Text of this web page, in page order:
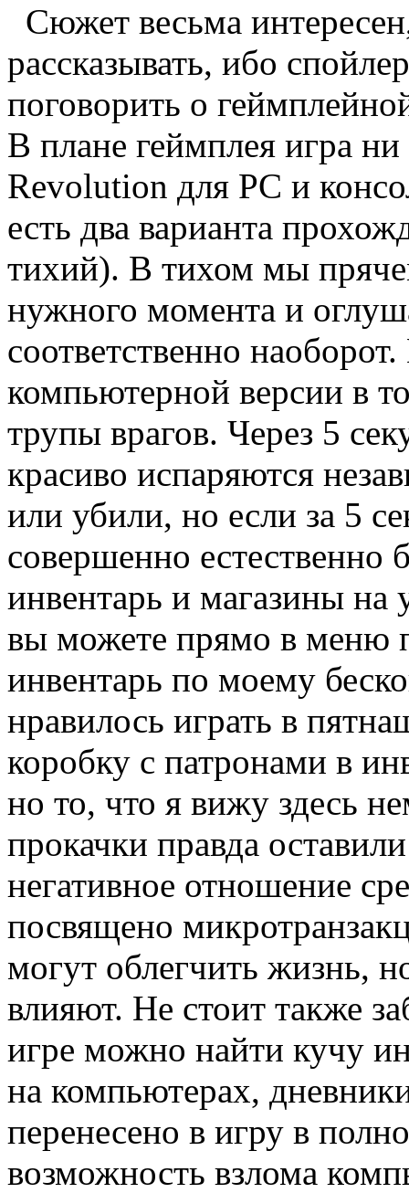
Сюжет весьма
рассказывать, ибо
поговорить о
В плане геймплея игра
Revolution для PC и
есть два варианта
тихий). В тихом мы
нужного момента и
соответственно
компьютерной версии в
трупы врагов. Через 5
красиво испаряются
или убили, но если за 5
совершенно естественно
инвентарь и магазины на
вы можете прямо в меню
инвентарь по моему
нравилось играть в
коробку с патронами в
но то, что я вижу здесь
прокачки правда
негативное отношение
посвящено
могут облегчить жизнь,
влияют. Не стоит также
игре можно найти кучу
на компьютерах,
перенесено в игру в
возможность взлома